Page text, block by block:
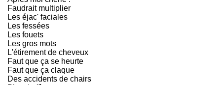
Faudrait multiplier
Les éjac' faciales
Les fessées
Les fouets
Les gros mots
L'étirement de cheveux
Faut que ça se heurte
Faut que ça claque
Des accidents de chairs